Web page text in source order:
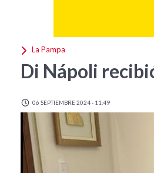
La Pampa
Di Nápoli
06 SEPTIEMBRE 2024 - 11:49